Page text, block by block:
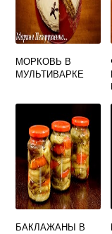
МОРКОВЬ В
МУЛЬТИВАРКЕ
БАКЛАЖАНЫ В